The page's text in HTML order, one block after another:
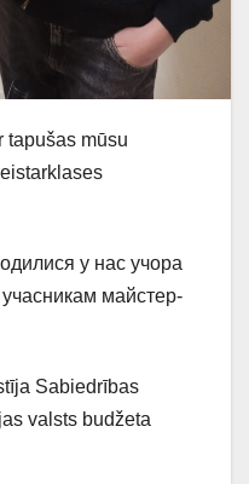
tapušas mūsu
у нас учора
учасникам майстер-
Sabiedrības
valsts budžeta